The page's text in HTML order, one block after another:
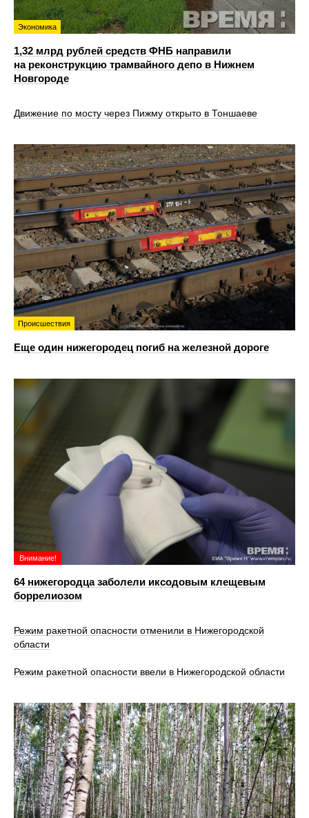
Экономика
1,32 млрд рублей средств ФНБ направили
на реконструкцию трамвайного депо в Нижнем
Новгороде
Движение по мосту через Пижму открыто в Тоншаеве
Происшествия
Еще один нижегородец погиб на железной дороге
Внимание!
64 нижегородца заболели иксодовым клещевым
боррелиозом
Режим ракетной опасности отменили в Нижегородской
области
Режим ракетной опасности ввели в Нижегородской области